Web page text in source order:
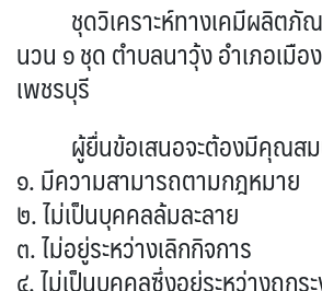
ชุดวิเคราะห์ทางเคมีผลิตภัณ
นวน ๑ ชุด ตำบลนาวุ้ง อำเภอเมื
เพชรบุรี
ผู้ยื่นข้อเสนอจะต้องมีคุณสม
๑. มีความสามารถตามกฎหมาย
๒. ไม่เป็นบุคคลล้มละลาย
๓. ไม่อยู่ระหว่างเลิกกิจการ
๔. ไม่เป็นบุคคลซึ่งอยู่ระหว่างถูกร